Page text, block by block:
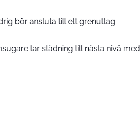
bör ansluta till ett grenuttag
tar städning till nästa nivå med